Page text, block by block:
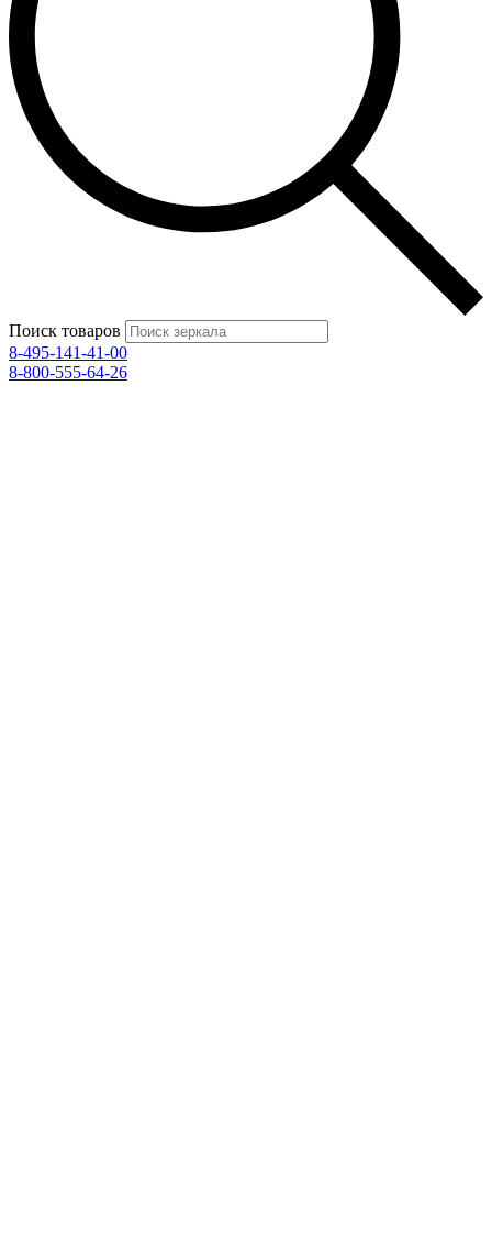
Поиск товаров
8-495-141-41-00
8-800-555-64-26